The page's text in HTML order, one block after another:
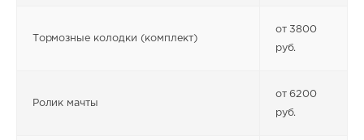
Тормозные колодки (комплект)
от 3800
руб.
Ролик мачты
от 6200
руб.